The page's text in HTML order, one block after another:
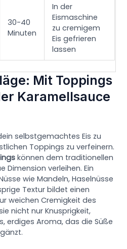
30-40
Minuten
In der
Eismaschine
zu cremigem
Eis gefrieren
lassen
Mit Toppings
Karamellsauce
selbstgemachtes Eis zu
Toppings zu verfeinern.
können dem traditionellen
Dimension verleihen. Ein
wie Mandeln, Haselnüsse
Textur bildet einen
weichen Cremigkeit des
nicht nur Knusprigkeit,
erdiges Aroma, das die Süße